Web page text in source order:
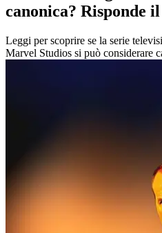
canonica? Risponde
Leggi per scoprire se la serie
Marvel Studios si può considerare